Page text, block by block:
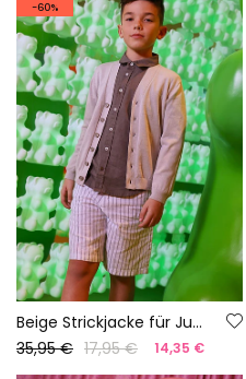
-60%
Beige Strickjacke für Jungen
35,95 € 17,95 € 14,35 €